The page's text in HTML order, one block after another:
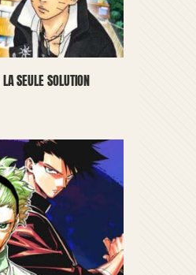
SEULE SOLUTION